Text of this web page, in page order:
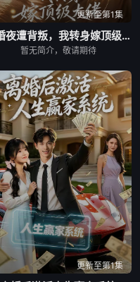
更新至第1集
订婚夜遭背叛，我转身嫁顶级大佬
暂无简介，敬请期待
更新至第1集